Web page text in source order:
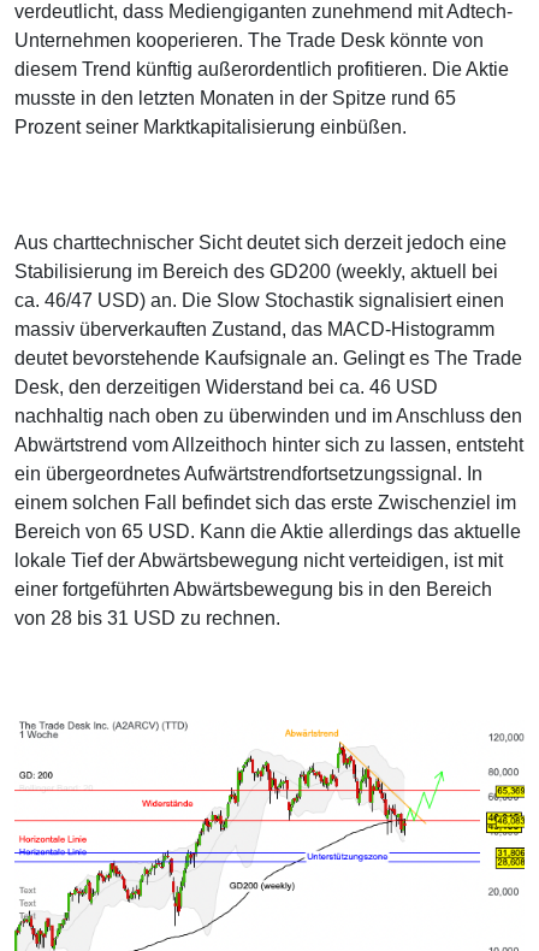
verdeutlicht, dass Mediengiganten zunehmend mit Adtech-
Unternehmen kooperieren. The Trade Desk könnte von
diesem Trend künftig außerordentlich profitieren. Die Aktie
musste in den letzten Monaten in der Spitze rund 65
Prozent seiner Marktkapitalisierung einbüßen.
Aus charttechnischer Sicht deutet sich derzeit jedoch eine
Stabilisierung im Bereich des GD200 (weekly, aktuell bei
ca. 46/47 USD) an. Die Slow Stochastik signalisiert einen
massiv überverkauften Zustand, das MACD-Histogramm
deutet bevorstehende Kaufsignale an. Gelingt es The Trade
Desk, den derzeitigen Widerstand bei ca. 46 USD
nachhaltig nach oben zu überwinden und im Anschluss den
Abwärtstrend vom Allzeithoch hinter sich zu lassen, entsteht
ein übergeordnetes Aufwärtstrendfortsetzungssignal. In
einem solchen Fall befindet sich das erste Zwischenziel im
Bereich von 65 USD. Kann die Aktie allerdings das aktuelle
lokale Tief der Abwärtsbewegung nicht verteidigen, ist mit
einer fortgeführten Abwärtsbewegung bis in den Bereich
von 28 bis 31 USD zu rechnen.